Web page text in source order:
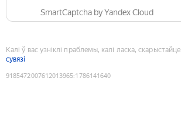
SmartCaptcha by Yandex Cloud
Калі ў вас узніклі праблемы, калі ласка, скарыстайце
сувязі
9185472007612013965:1786141640